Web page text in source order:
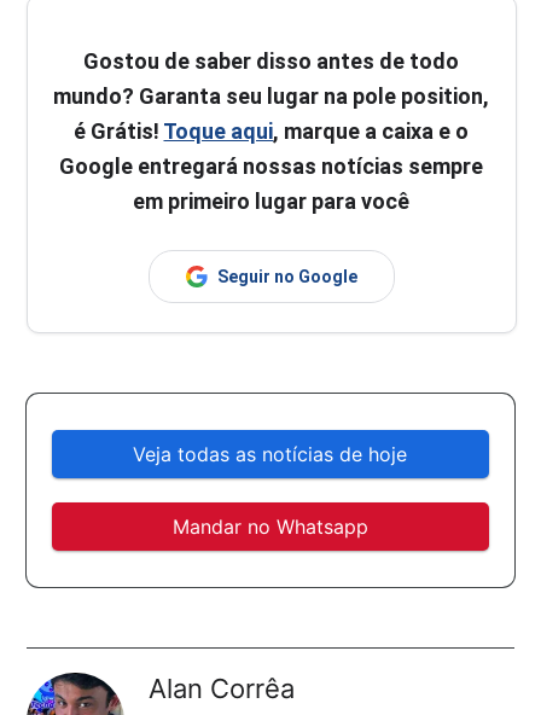
Gostou de saber disso antes de todo
mundo? Garanta seu lugar na pole position,
é Grátis! Toque aqui, marque a caixa e o
Google entregará nossas notícias sempre
em primeiro lugar para você
Seguir no Google
Veja todas as notícias de hoje
Mandar no Whatsapp
Alan Corrêa